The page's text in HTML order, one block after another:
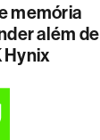
memória
além de
Hynix